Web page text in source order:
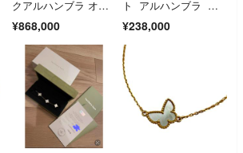
クアルハンブラ オニ
¥868,000
ト アルハンブラ ネ
¥238,000